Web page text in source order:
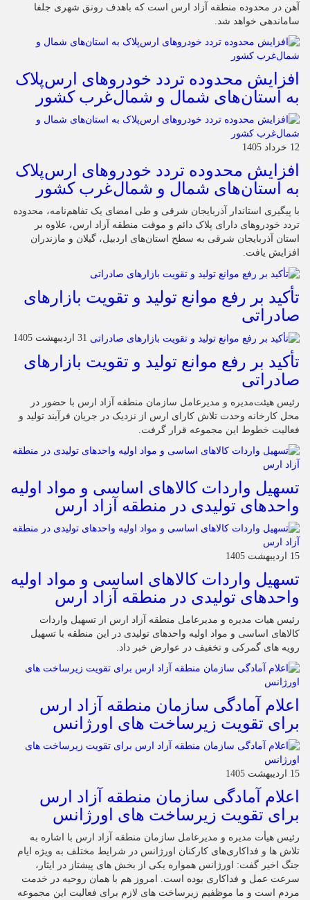
آهن در محدوده منطقه آزاد ارس است که باهدف رونق شهری جلفا
ساماندهی خواهد شد.
افزایش محدوده تردد خودروهای ارس‌پلاک
به استان‌های شمال و شمال‌غرب کشور
12 خرداد 1405
افزایش محدوده تردد خودروهای ارس‌پلاک
به استان‌های شمال و شمال‌غرب کشور
با پیگیری استاندار آذربایجان شرقی و طی امضای یک تفاهم‌نامه، محدوده
تردد خودروهای دارای پلاک دائم و موقت منطقه آزاد ارس، علاوه بر
استان آذربایجان شرقی به سطح استان‌های اردبیل، گیلان و مازندران
افزایش یافت.
تأکید بر رفع موانع تولید و تقویت بازارهای
صادراتی
31 اردیبهشت 1405
تأکید بر رفع موانع تولید و تقویت بازارهای
صادراتی
رئیس هیئت‌مدیره و مدیرعامل سازمان منطقه آزاد ارس با حضور در
محل کارخانه وحدت تلاش کارای ارس از نزدیک در جریان فرآیند تولید و
فعالیت خطوط این مجموعه قرار گرفت.
تسهیل واردات کالاهای اساسی و مواد اولیه
واحدهای تولیدی در منطقه آزاد ارس
15 اردیبهشت 1405
تسهیل واردات کالاهای اساسی و مواد اولیه
واحدهای تولیدی در منطقه آزاد ارس
رئیس هیات مدیره و مدیرعامل منطقه آزاد ارس از تسهیل واردات
کالاهای اساسی و مواد اولیه واحدهای تولیدی در این منطقه با تسهیل
رویه های گمرکی و تخفیف در عوارض خبر داد.
اعلام آمادگی سازمان منطقه آزاد ارس
برای تقویت زیرساخت‌ های اورژانس
15 اردیبهشت 1405
اعلام آمادگی سازمان منطقه آزاد ارس
برای تقویت زیرساخت‌ های اورژانس
رئیس هیأت‌ مدیره و مدیرعامل سازمان منطقه آزاد ارس با اشاره به
تلاش‌ ها و فداکاری‌های کارکنان اورژانس در شرایط مختلف به‌ ویژه ایام
جنگ اخیر گفت: اورژانس همواره یکی از بخش‌ های پیشتاز در ایثار،
سرعت‌ عمل و فداکاری بوده است. امروز هم با همان روحیه در خدمت
مردم است و ما موظفیم زیرساخت‌ های لازم برای فعالیت این مجموعه